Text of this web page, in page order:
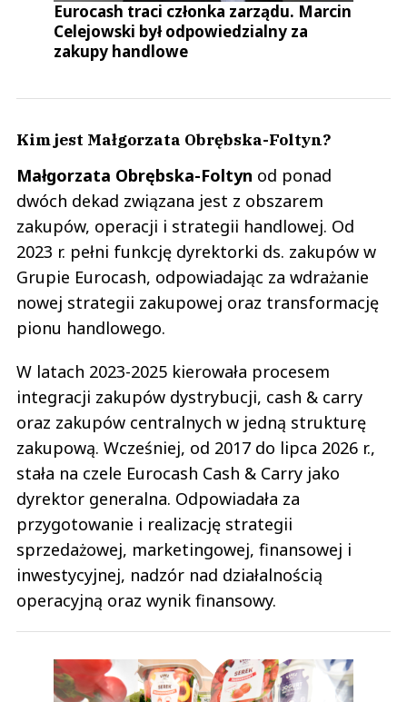
Eurocash traci członka zarządu. Marcin
Celejowski był odpowiedzialny za
zakupy handlowe
Kim jest Małgorzata Obrębska-Foltyn?
Małgorzata Obrębska-Foltyn od ponad
dwóch dekad związana jest z obszarem
zakupów, operacji i strategii handlowej. Od
2023 r. pełni funkcję dyrektorki ds. zakupów w
Grupie Eurocash, odpowiadając za wdrażanie
nowej strategii zakupowej oraz transformację
pionu handlowego.
W latach 2023-2025 kierowała procesem
integracji zakupów dystrybucji, cash & carry
oraz zakupów centralnych w jedną strukturę
zakupową. Wcześniej, od 2017 do lipca 2026 r.,
stała na czele Eurocash Cash & Carry jako
dyrektor generalna. Odpowiadała za
przygotowanie i realizację strategii
sprzedażowej, marketingowej, finansowej i
inwestycyjnej, nadzór nad działalnością
operacyjną oraz wynik finansowy.